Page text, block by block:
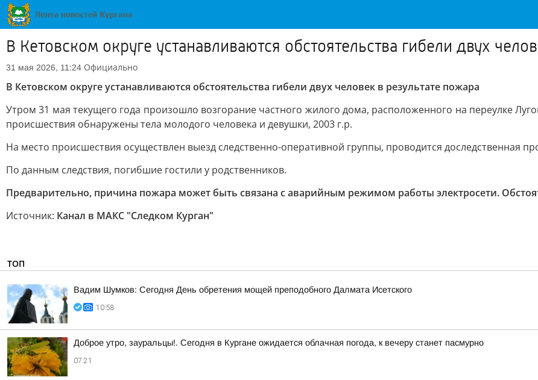
В Кетовском округе устанавливаются обстоятельства гибели двух
31 мая 2026, 11:24 Официально
В Кетовском округе устанавливаются обстоятельства гибели двух человек в результате пожара
Утром 31 мая текущего года произошло возгорание частного жилого дома, расположенного на переулке
происшествия обнаружены тела молодого человека и девушки, 2003 г.р.
На место происшествия осуществлен выезд следственно-оперативной группы, проводится доследственная
По данным следствия, погибшие гостили у родственников.
Предварительно, причина пожара может быть связана с аварийным режимом работы электросети.
Источник: Канал в МАКС "Следком Курган"
ТОП
Вадим Шумков: Сегодня День обретения мощей преподобного Далмата Исетского
10:58
Доброе утро, зауральцы!. Сегодня в Кургане ожидается облачная погода, к вечеру станет пасмурно
07:21